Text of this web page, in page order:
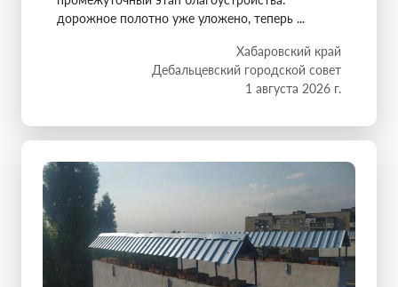
дорожное полотно уже уложено, теперь ...
Хабаровский край
Дебальцевский городской совет
1 августа 2026 г.